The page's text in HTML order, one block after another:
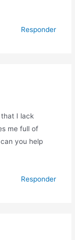
Responder
I lack
me full of
you help
Responder